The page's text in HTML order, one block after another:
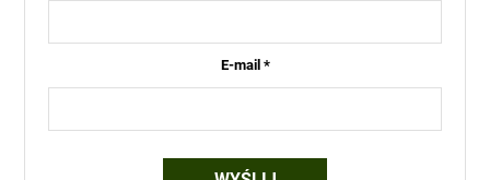
E-mail *